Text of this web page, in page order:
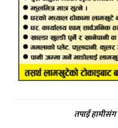
तपाईं हामीसंग